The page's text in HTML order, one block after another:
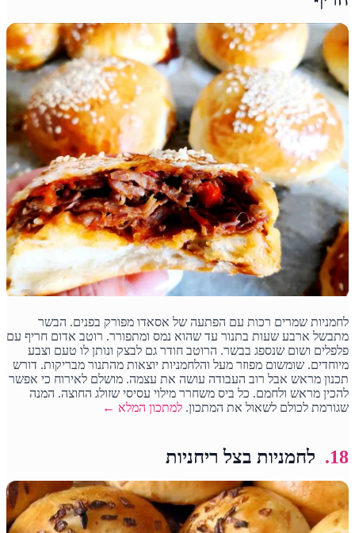
לחמניות שמרים רכות עם הפתעה של אסאדו מפורק בפנים. הבשר
מתבשל ארבע שעות בתנור עד שהוא נמס ומתפורר. רוטב אדום חריף עם
פלפלים ושום שנספג בבשר. הרוטב חודר גם לבצק ונותן לו טעם וצבע
מיוחדים. שומשום מפוזר מעל והלחמניות יוצאות מהתנור מבריקות. דורש
תכנון מראש אבל רוב העבודה עושה את עצמה. מושלם לאירוח כי אפשר
להכין מראש ולחמם. כל ביס משחרר מילוי עסיסי שזולג החוצה. המנה
שגורמת לכולם לשאול את המתכון.למתכון המלא ←
18. לחמניות בצל ריחניות